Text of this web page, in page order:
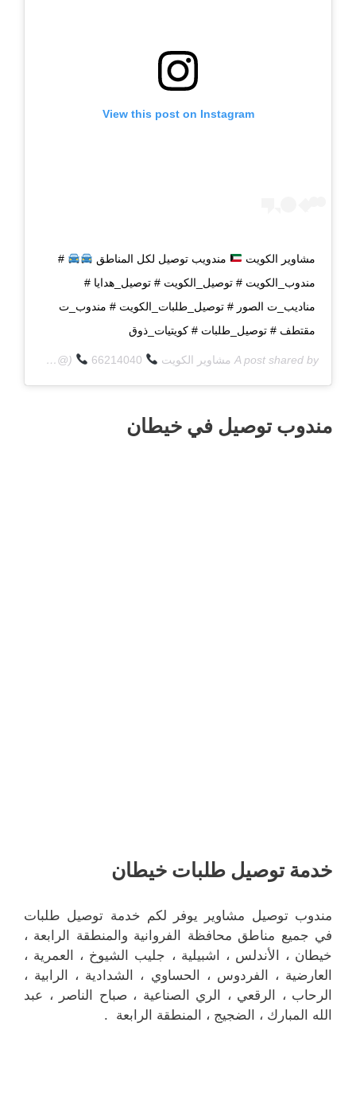
View this post on Instagram
مشاوير الكويت مندويب توصيل لكل المناطق
#
مندوب_الكويت # توصيل_الكويت # توصيل_هدايا #
مناديب_ت الصور # توصيل_طلبات_الكويت # مندوب_ت
مقتطف # توصيل_طلبات # كويتيات_ذوق
A post shared by مشاوير الكويت (@q8deliverycom) on
مندوب توصيل في خيطان
خدمة توصيل طلبات خيطان
مندوب توصيل مشاوير يوفر لكم خدمة توصيل طلبات
في جميع مناطق محافظة الفروانية والمنطقة الرابعة ،
خيطان ، الأندلس ، اشبيلية ، جليب الشيوخ ، العمرية ،
العارضية ، الفردوس ، الحساوي ، الشدادية ، الرابية ،
الرحاب ، الرقعي ، الري الصناعية ، صباح الناصر ، عبد
الله المبارك ، الضجيج ، المنطقة الرابعة .